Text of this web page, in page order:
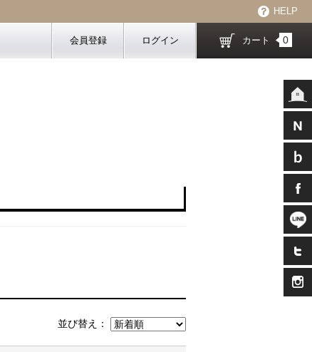
HELP
会員登録 ログイン カート 0
並び替え：